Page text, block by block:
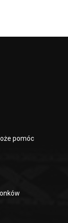
pomóc